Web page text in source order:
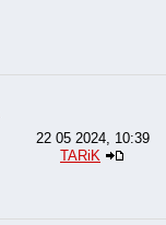
22 05 2024, 10:39
TARiK